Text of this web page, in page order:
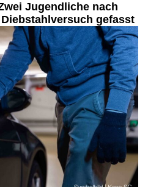
Jugendliche nach
gefasst